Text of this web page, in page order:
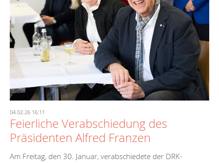
04.02.26 16:11
Feierliche Verabschiedung des
Präsidenten Alfred Franzen
Am Freitag, den 30. Januar, verabschiedete der DRK-